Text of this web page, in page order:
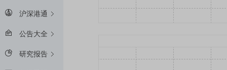
沪深港通
公告大全
研究报告